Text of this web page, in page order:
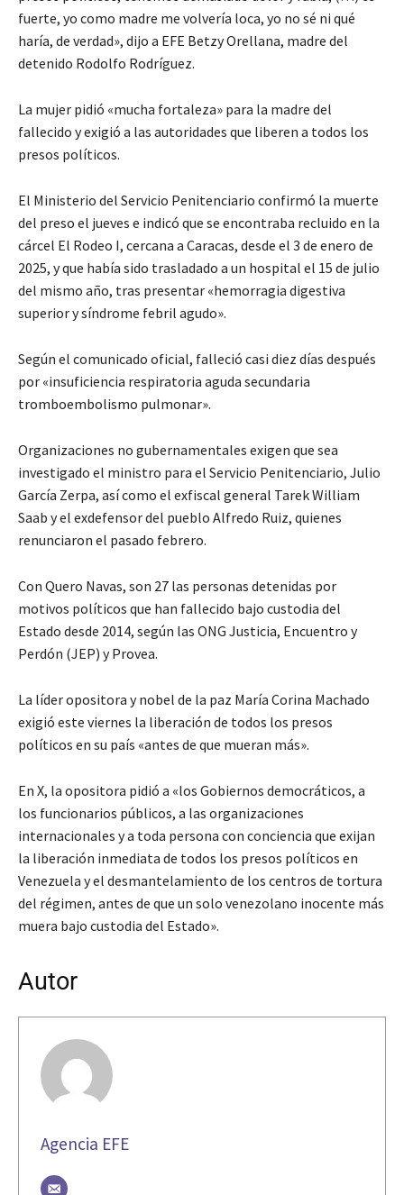
fuerte, yo como madre me volvería loca, yo no sé ni qué
haría, de verdad», dijo a EFE Betzy Orellana, madre del
detenido Rodolfo Rodríguez.
La mujer pidió «mucha fortaleza» para la madre del
fallecido y exigió a las autoridades que liberen a todos los
presos políticos.
El Ministerio del Servicio Penitenciario confirmó la muerte
del preso el jueves e indicó que se encontraba recluido en la
cárcel El Rodeo I, cercana a Caracas, desde el 3 de enero de
2025, y que había sido trasladado a un hospital el 15 de julio
del mismo año, tras presentar «hemorragia digestiva
superior y síndrome febril agudo».
Según el comunicado oficial, falleció casi diez días después
por «insuficiencia respiratoria aguda secundaria
tromboembolismo pulmonar».
Organizaciones no gubernamentales exigen que sea
investigado el ministro para el Servicio Penitenciario, Julio
García Zerpa, así como el exfiscal general Tarek William
Saab y el exdefensor del pueblo Alfredo Ruiz, quienes
renunciaron el pasado febrero.
Con Quero Navas, son 27 las personas detenidas por
motivos políticos que han fallecido bajo custodia del
Estado desde 2014, según las ONG Justicia, Encuentro y
Perdón (JEP) y Provea.
La líder opositora y nobel de la paz María Corina Machado
exigió este viernes la liberación de todos los presos
políticos en su país «antes de que mueran más».
En X, la opositora pidió a «los Gobiernos democráticos, a
los funcionarios públicos, a las organizaciones
internacionales y a toda persona con conciencia que exijan
la liberación inmediata de todos los presos políticos en
Venezuela y el desmantelamiento de los centros de tortura
del régimen, antes de que un solo venezolano inocente más
muera bajo custodia del Estado».
Autor
Agencia EFE